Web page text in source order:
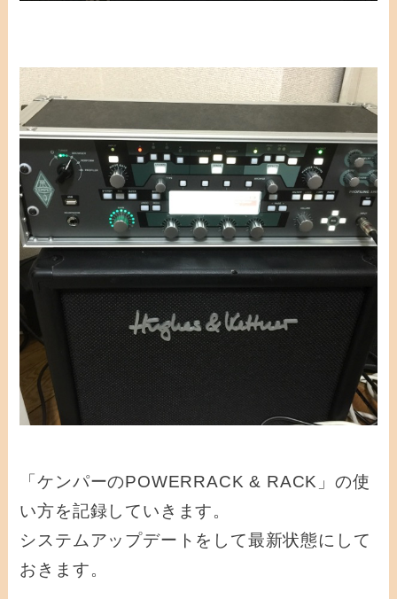
「ケンパーのPOWERRACK & RACK」の使
い方を記録していきます。
システムアップデートをして最新状態にして
おきます。